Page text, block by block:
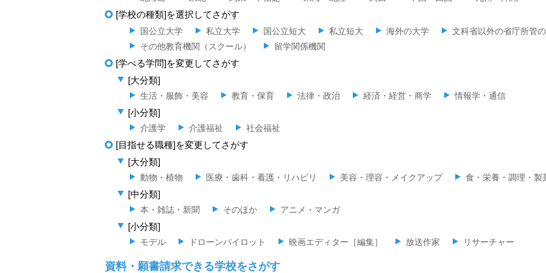
[学校の種類]を選択してさがす
国公立大学 私立大学 国公立短大 私立短大 海外の大学 文科省以外の省庁所管
その他教育機関（スクール）
留学関係機関
[学べる学問]を変更してさがす
[大分類]
生活・服飾・美容 教育・保育 法律・政治 経済・経営・商学 情報学・通信
[小分類]
介護学 介護福祉 社会福祉
[目指せる職種]を変更してさがす
[大分類]
動物・植物 医療・歯科・看護・リハビリ 美容・理容・メイクアップ 食・栄養・調理・製
[中分類]
本・雑誌・新聞 そのほか アニメ・マンガ
[小分類]
モデル ドローンパイロット 映画エディター［編集］ 放送作家 リサーチャー
資料・願書請求できる学校をさがす